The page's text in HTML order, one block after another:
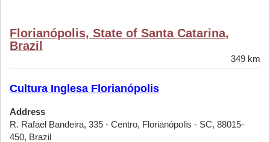
Florianópolis, State of Santa Catarina,
Brazil
349 km
Cultura Inglesa Florianópolis
Address
R. Rafael Bandeira, 335 - Centro, Florianópolis - SC, 88015-
450, Brazil